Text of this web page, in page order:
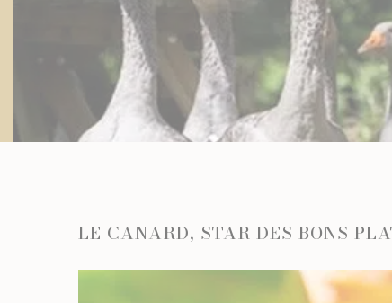
ENTRÉES AU FOIE GRAS
FOIE GRAS DE CANARD
PLATS
SELS,
HUILES
LE CANARD, STAR DES BONS